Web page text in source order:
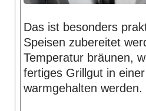
Das ist besonders
Speisen zubereitet
Temperatur bräunen,
fertiges Grillgut in
warmgehalten werden.